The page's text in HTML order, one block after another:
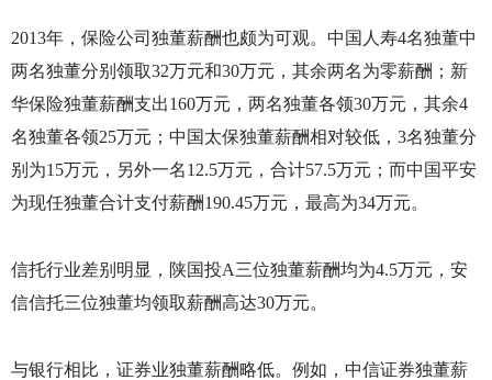
2013年，保险公司独董薪酬也颇为可观。中国人寿4名独董中
两名独董分别领取32万元和30万元，其余两名为零薪酬；新
华保险独董薪酬支出160万元，两名独董各领30万元，其余4
名独董各领25万元；中国太保独董薪酬相对较低， 3名独董分
别为15万元，另外一名12.5万元，合计57.5万元；而中国平安
为现任独董合计支付薪酬190.45万元，最高为34万元。
信托行业差别明显，陕国投A三位独董薪酬均为4.5万元，安
信信托三位独董均领取薪酬高达30万元。
与银行相比，证券业独董薪酬略低。例如，中信证券独董薪